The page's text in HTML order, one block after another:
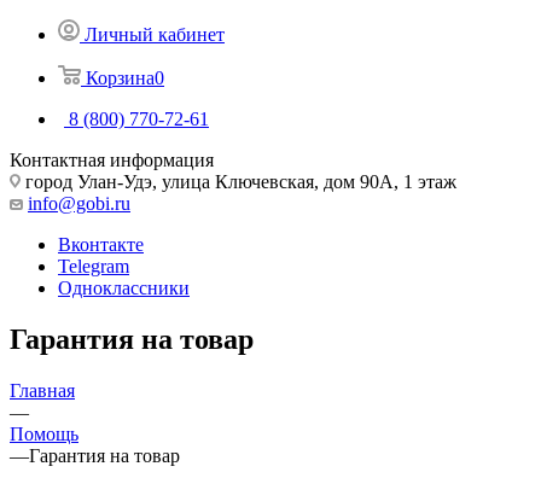
Личный кабинет
Корзина0
8 (800) 770-72-61
Контактная информация
город Улан-Удэ, улица Ключевская, дом 90А, 1 этаж
info@gobi.ru
Вконтакте
Telegram
Одноклассники
Гарантия на товар
Главная
—
Помощь
—Гарантия на товар